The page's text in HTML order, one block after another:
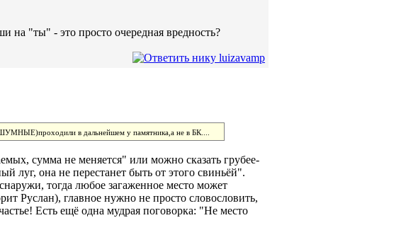
"ты" - это просто очередная вредность?
в дальнейшем у памятника,а не в БК....
сумма не меняется" или можно сказать грубее-
луг, она не перестанет быть от этого свиньёй".
тогда любое загаженное место может
Руслан), главное нужно не просто словословить,
Есть ещё одна мудрая поговорка: "Не место